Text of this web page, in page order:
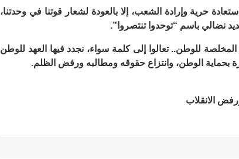
حرية وإرادة الشعب، إلا بالعودة لشعار قوتنا في وحدتنا،
نضالي باسم “توحدوا تنتصروا”.
للوطن.. تعالوا إلى كلمة سواء، نجدد فيها العهد للوطن
بحماية الوطن، وانتزاع حقوقه ومطالبه ورفض الظلم.
الانقلاب